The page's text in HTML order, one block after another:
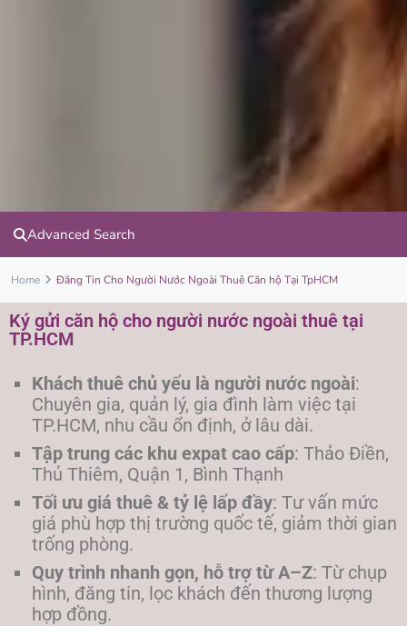
Advanced Search
Home Đăng Tin Cho Người Nước Ngoài Thuê Căn hộ Tại TpHCM‎
Ký gửi căn hộ cho người nước ngoài thuê tại
TP.HCM
Khách thuê chủ yếu là người nước ngoài:
Chuyên gia, quản lý, gia đình làm việc tại
TP.HCM, nhu cầu ổn định, ở lâu dài.
Tập trung các khu expat cao cấp: Thảo Điền,
Thủ Thiêm, Quận 1, Bình Thạnh
Tối ưu giá thuê & tỷ lệ lấp đầy: Tư vấn mức
giá phù hợp thị trường quốc tế, giảm thời gian
trống phòng.
Quy trình nhanh gọn, hỗ trợ từ A–Z: Từ chụp
hình, đăng tin, lọc khách đến thương lượng
hợp đồng.